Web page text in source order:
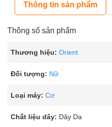
Thông tin sản phẩm
Thông số sản phẩm
Thương hiệu: Orient
Đối tượng: Nữ
Loại máy: Cơ
Chất liệu dây: Dây Da